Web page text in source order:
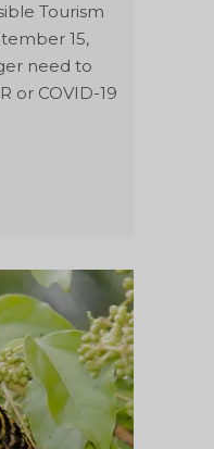
Tourism
15,
need to
or COVID-19